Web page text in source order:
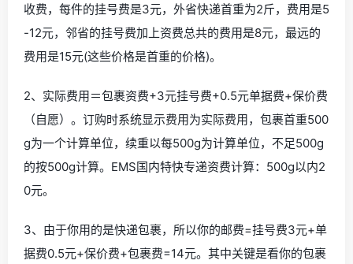
收费，每件的挂号费是3元，外省快递首重为2斤，费用是5
-12元，邻省的挂号费加上资费总共的费用是8元，最远的
费用是15元(这些价格是首重的价格)。
2、实际费用＝包裹资费+3元挂号费+0.5元单据费+保价费
（自愿）。订购时系统显示费用为实际费用，包裹首重500
g为一个计算单位，续重以每500g为计算单位，不足500g
的按500g计算。EMS国内特快专递资费计算：500g以内2
0元。
3、由于你用的是快递包裹，所以你的邮费=挂号费3元+单
据费0.5元+保价费+包裹费=14元。其中关键是看你的包裹